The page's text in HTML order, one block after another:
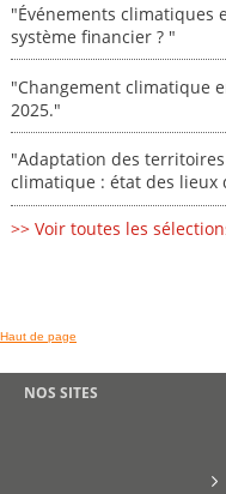
"Événements climatiques
système financier ? "
"Changement climatique
2025."
"Adaptation des
climatique : état des lieux
>> Voir toutes les
Haut de page
NOS SITES